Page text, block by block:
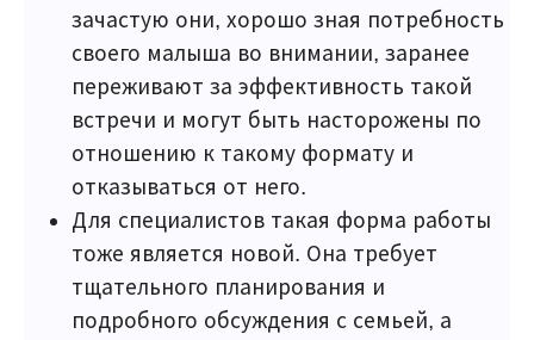
зачастую они, хорошо зная потребность
своего малыша во внимании, заранее
переживают за эффективность такой
встречи и могут быть насторожены по
отношению к такому формату и
отказываться от него.
Для специалистов такая форма работы
тоже является новой. Она требует
тщательного планирования и
подробного обсуждения с семьей, а